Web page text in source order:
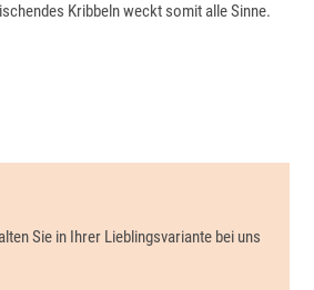
Kribbeln weckt somit alle Sinne.
Sie in Ihrer Lieblingsvariante bei uns